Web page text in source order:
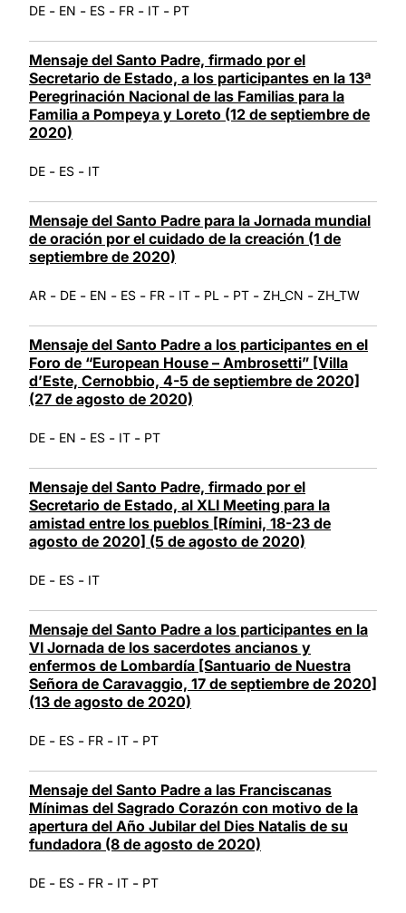
DE - EN - ES - FR - IT - PT
Mensaje del Santo Padre, firmado por el
Secretario de Estado, a los participantes en la 13ª
Peregrinación Nacional de las Familias para la
Familia a Pompeya y Loreto (12 de septiembre de
2020)
DE - ES - IT
Mensaje del Santo Padre para la Jornada mundial
de oración por el cuidado de la creación (1 de
septiembre de 2020)
AR - DE - EN - ES - FR - IT - PL - PT - ZH_CN - ZH_TW
Mensaje del Santo Padre a los participantes en el
Foro de “European House – Ambrosetti” [Villa
d’Este, Cernobbio, 4-5 de septiembre de 2020]
(27 de agosto de 2020)
DE - EN - ES - IT - PT
Mensaje del Santo Padre, firmado por el
Secretario de Estado, al XLI Meeting para la
amistad entre los pueblos [Rímini, 18-23 de
agosto de 2020] (5 de agosto de 2020)
DE - ES - IT
Mensaje del Santo Padre a los participantes en la
VI Jornada de los sacerdotes ancianos y
enfermos de Lombardía [Santuario de Nuestra
Señora de Caravaggio, 17 de septiembre de 2020]
(13 de agosto de 2020)
DE - ES - FR - IT - PT
Mensaje del Santo Padre a las Franciscanas
Mínimas del Sagrado Corazón con motivo de la
apertura del Año Jubilar del Dies Natalis de su
fundadora (8 de agosto de 2020)
DE - ES - FR - IT - PT